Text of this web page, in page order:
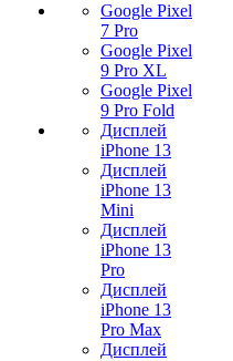
Google Pixel
7 Pro
Google Pixel
9 Pro XL
Google Pixel
9 Pro Fold
Дисплей
iPhone 13
Дисплей
iPhone 13
Mini
Дисплей
iPhone 13
Pro
Дисплей
iPhone 13
Pro Max
Дисплей